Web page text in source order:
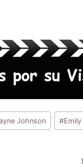
Johnson #Emily